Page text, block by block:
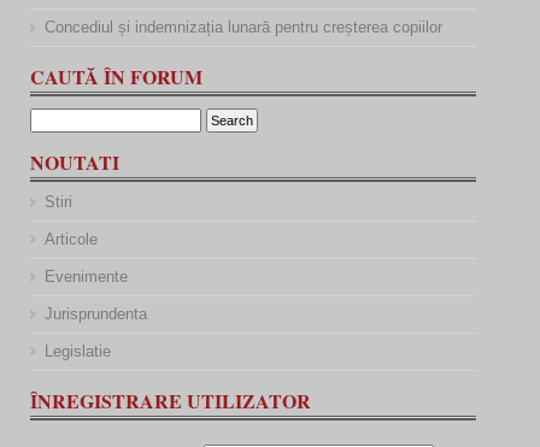
Concediul și indemnizația lunară pentru creșterea copiilor
CAUTĂ ÎN FORUM
NOUTATI
Stiri
Articole
Evenimente
Jurisprundenta
Legislatie
ÎNREGISTRARE UTILIZATOR